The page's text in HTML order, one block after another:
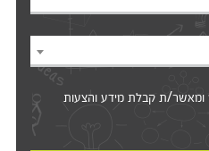
ומאשר/ת קבלת מידע והצעות